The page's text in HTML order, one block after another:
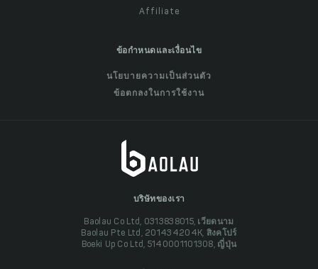
Affiliate
ข้อกำหนดและเงื่อนไข
นโยบายความเป็นส่วนตัว
ข้อตกลงในการใช้งาน
บริษัทของเรา
Baolau Co Ltd, 0313838015, เวียดนาม
Baolau Pte Ltd, 201434204K, สิงคโปร์
Boeki Up Co Ltd, 5140001101308, ญี่ปุ่น